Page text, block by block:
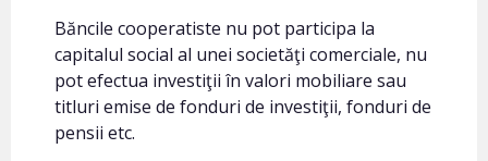
Băncile cooperatiste nu pot participa la
capitalul social al unei societăţi comerciale, nu
pot efectua investiţii în valori mobiliare sau
titluri emise de fonduri de investiţii, fonduri de
pensii etc.